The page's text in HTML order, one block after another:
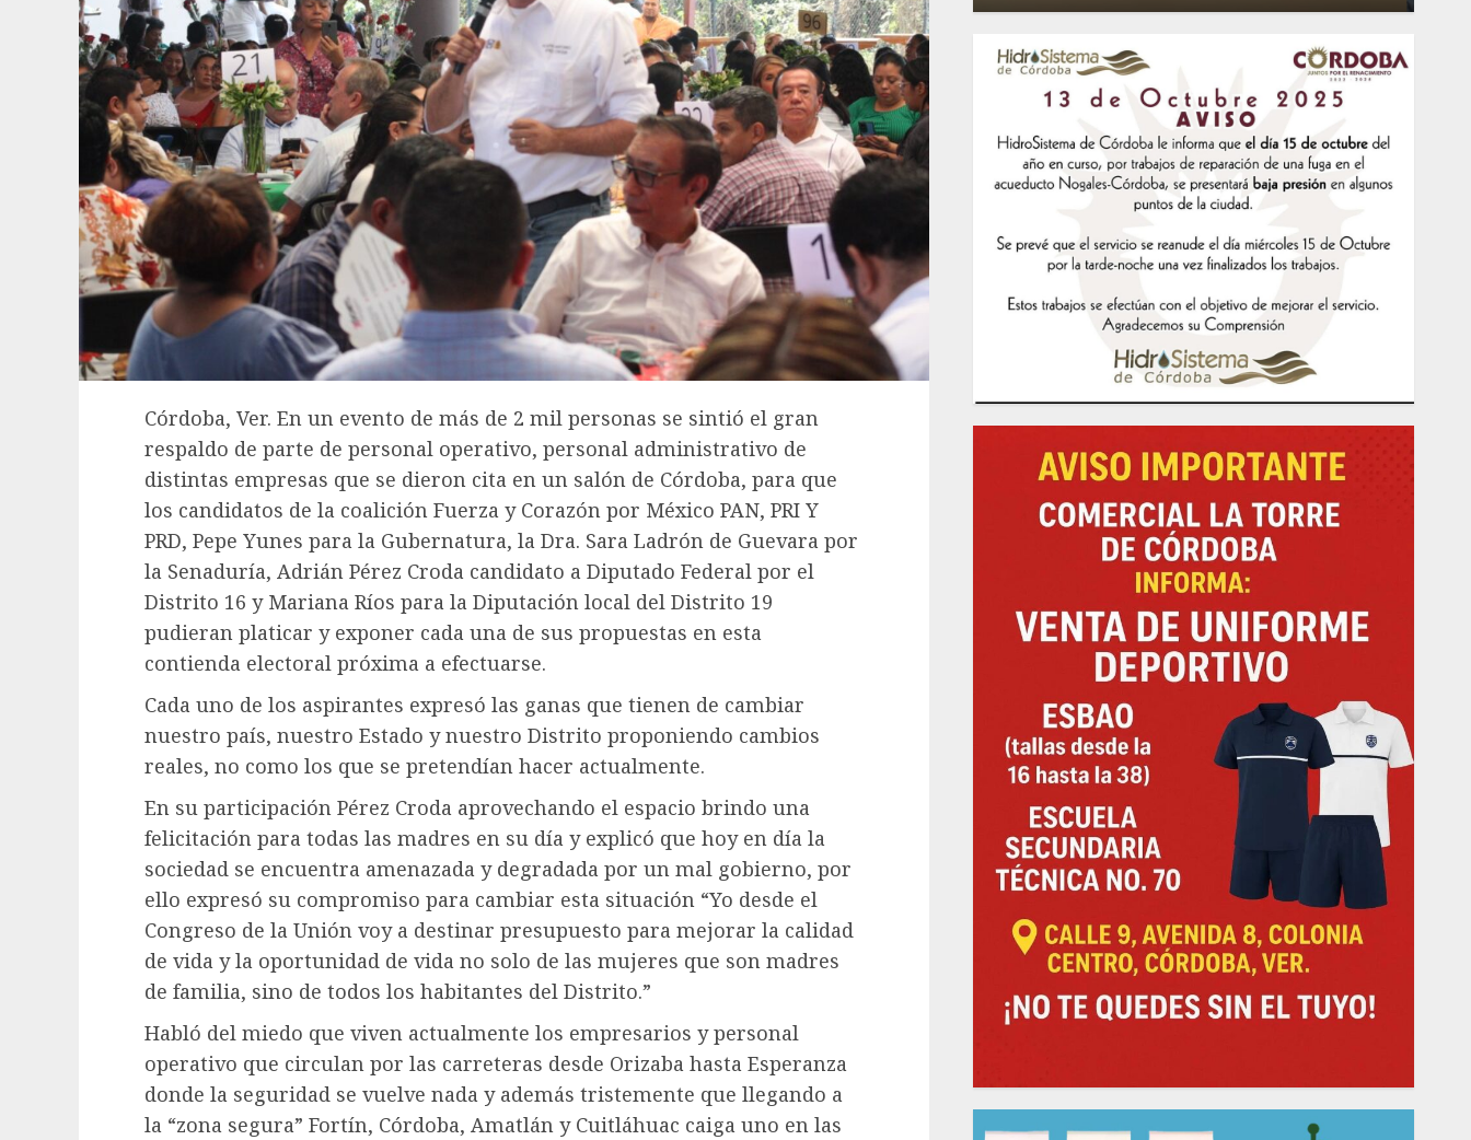
Córdoba, Ver. En un evento de más de 2 mil personas se sintió el gran
respaldo de parte de personal operativo, personal administrativo de
distintas empresas que se dieron cita en un salón de Córdoba, para que
los candidatos de la coalición Fuerza y Corazón por México PAN, PRI Y
PRD, Pepe Yunes para la Gubernatura, la Dra. Sara Ladrón de Guevara por
la Senaduría, Adrián Pérez Croda candidato a Diputado Federal por el
Distrito 16 y Mariana Ríos para la Diputación local del Distrito 19
pudieran platicar y exponer cada una de sus propuestas en esta
contienda electoral próxima a efectuarse.
Cada uno de los aspirantes expresó las ganas que tienen de cambiar
nuestro país, nuestro Estado y nuestro Distrito proponiendo cambios
reales, no como los que se pretendían hacer actualmente.
En su participación Pérez Croda aprovechando el espacio brindo una
felicitación para todas las madres en su día y explicó que hoy en día la
sociedad se encuentra amenazada y degradada por un mal gobierno, por
ello expresó su compromiso para cambiar esta situación “Yo desde el
Congreso de la Unión voy a destinar presupuesto para mejorar la calidad
de vida y la oportunidad de vida no solo de las mujeres que son madres
de familia, sino de todos los habitantes del Distrito.”
Habló del miedo que viven actualmente los empresarios y personal
operativo que circulan por las carreteras desde Orizaba hasta Esperanza
donde la seguridad se vuelve nada y además tristemente que llegando a
la “zona segura” Fortín, Córdoba, Amatlán y Cuitláhuac caiga uno en las